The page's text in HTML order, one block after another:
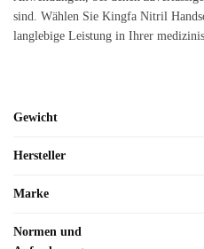
sind. Wählen Sie Kingfa Nitril
langlebige Leistung in Ihrer
Gewicht
Hersteller
Marke
Normen und